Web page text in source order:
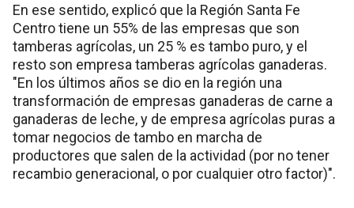
En ese sentido, explicó que la Región Santa Fe
Centro tiene un 55% de las empresas que son
tamberas agrícolas, un 25 % es tambo puro, y el
resto son empresa tamberas agrícolas ganaderas.
"En los últimos años se dio en la región una
transformación de empresas ganaderas de carne a
ganaderas de leche, y de empresa agrícolas puras a
tomar negocios de tambo en marcha de
productores que salen de la actividad (por no tener
recambio generacional, o por cualquier otro factor)".